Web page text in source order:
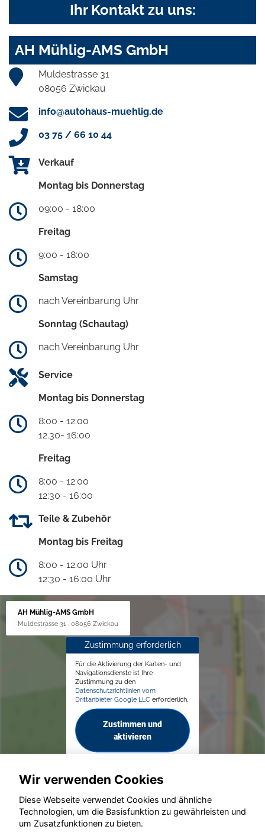
Ihr Kontakt zu uns:
AH Mühlig-AMS GmbH
Muldestrasse 31
08056 Zwickau
info@autohaus-muehlig.de
03 75 / 66 10 44
Verkauf
Montag bis Donnerstag
09:00 - 18:00
Freitag
9:00 - 18:00
Samstag
nach Vereinbarung Uhr
Sonntag (Schautag)
nach Vereinbarung Uhr
Service
Montag bis Donnerstag
8:00 - 12:00
12.30- 16:00
Freitag
8:00 - 12:00
12:30 - 16:00
Teile & Zubehör
Montag bis Freitag
8:00 - 12:00 Uhr
12:30 - 16:00 Uhr
AH Mühlig-AMS GmbH
Muldestrasse 31 , 08056 Zwickau
Zustimmung erforderlich
Für die Aktivierung der Karten- und
Navigationsdienste ist Ihre
Zustimmung zu den
Datenschutzrichtlinien vom
Drittanbieter Google LLC erforderlich.
Zustimmen und
aktivieren
© konjunkturmotor.de GmbH 2020 - 2026
Wir verwenden Cookies
Diese Webseite verwendet Cookies und ähnliche
Technologien, um die Basisfunktion zu gewährleisten und
um Zusatzfunktionen zu bieten.